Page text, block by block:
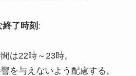
了時刻 :
は22時～23時。
を与えないよう配慮する。